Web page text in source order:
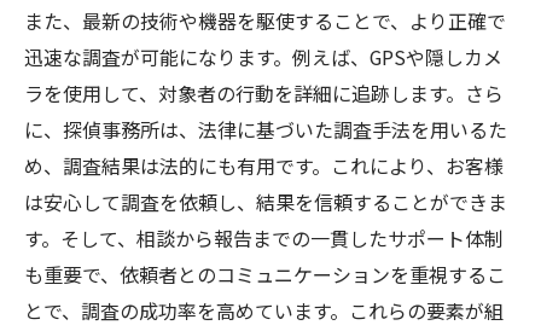
また、最新の技術や機器を駆使することで、より正確で
迅速な調査が可能になります。例えば、GPSや隠しカメ
ラを使用して、対象者の行動を詳細に追跡します。さら
に、探偵事務所は、法律に基づいた調査手法を用いるた
め、調査結果は法的にも有用です。これにより、お客様
は安心して調査を依頼し、結果を信頼することができま
す。そして、相談から報告までの一貫したサポート体制
も重要で、依頼者とのコミュニケーションを重視するこ
とで、調査の成功率を高めています。これらの要素が組